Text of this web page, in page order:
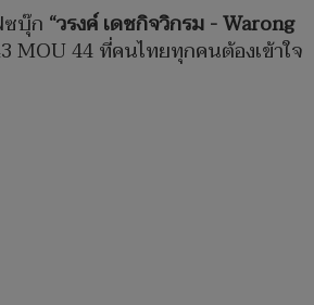
ซบุ๊ก “วรงค์ เดชกิจวิกรม - Warong
MOU 44 ที่คนไทยทุกคนต้องเข้าใจ